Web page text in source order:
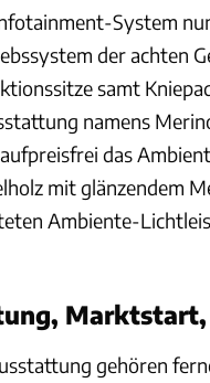
System
der achten
samt
namens
das
mit glänzendem
Ambiente-
Marktstart,
gehören